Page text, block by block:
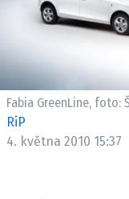
Fabia GreenLine, foto:
RiP
4. května 2010 15:37